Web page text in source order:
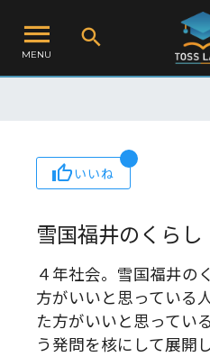
MENU
いいね
雪国福井のくらし
４年社会。雪国福井の
方がいいと思っている
た方がいいと思ってい
う発問を核にして展開